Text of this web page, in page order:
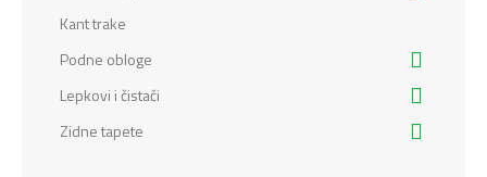
Kant trake
Podne obloge
Lepkovi i čistači
Zidne tapete